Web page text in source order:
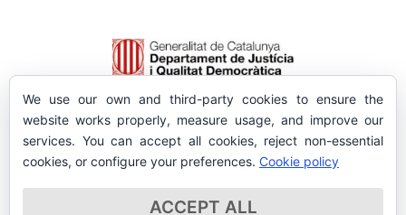
We use our own and third-party cookies to ensure the
website works properly, measure usage, and improve our
services. You can accept all cookies, reject non-essential
cookies, or configure your preferences. Cookie policy
ACCEPT ALL